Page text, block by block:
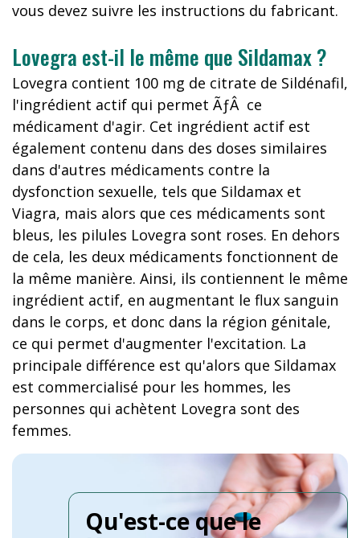
vous devez suivre les instructions du fabricant.
Lovegra est-il le même que Sildamax ?
Lovegra contient 100 mg de citrate de Sildénafil,
l'ingrédient actif qui permet ÃƒÂ ce
médicament d'agir. Cet ingrédient actif est
également contenu dans des doses similaires
dans d'autres médicaments contre la
dysfonction sexuelle, tels que Sildamax et
Viagra, mais alors que ces médicaments sont
bleus, les pilules Lovegra sont roses. En dehors
de cela, les deux médicaments fonctionnent de
la même manière. Ainsi, ils contiennent le même
ingrédient actif, en augmentant le flux sanguin
dans le corps, et donc dans la région génitale,
ce qui permet d'augmenter l'excitation. La
principale différence est qu'alors que Sildamax
est commercialisé pour les hommes, les
personnes qui achètent Lovegra sont des
femmes.
Qu'est-ce que le